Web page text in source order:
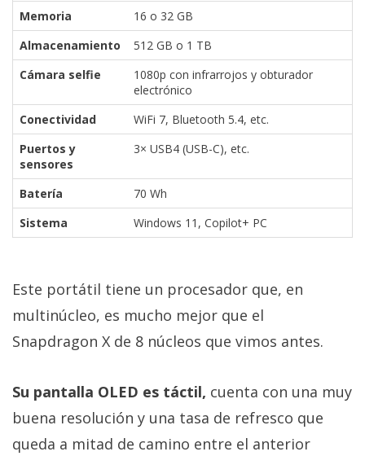
Memoria
16 o 32 GB
Almacenamiento
512 GB o 1 TB
Cámara selfie
1080p con infrarrojos y obturador
electrónico
Conectividad
WiFi 7, Bluetooth 5.4, etc.
Puertos y
sensores
3× USB4 (USB-C), etc.
Batería
70 Wh
Sistema
Windows 11, Copilot+ PC
Este portátil tiene un procesador que, en
multinúcleo, es mucho mejor que el
Snapdragon X de 8 núcleos que vimos antes.
Su pantalla OLED es táctil, cuenta con una muy
buena resolución y una tasa de refresco que
queda a mitad de camino entre el anterior